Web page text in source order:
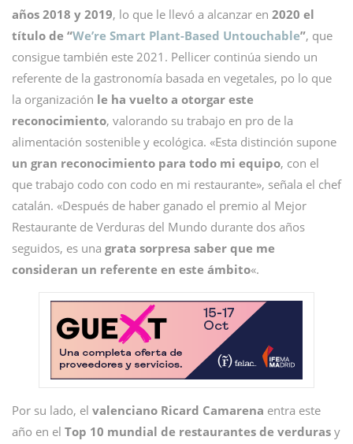
años 2018 y 2019, lo que le llevó a alcanzar en 2020 el
título de “We’re Smart Plant-Based Untouchable”, que
consigue también este 2021. Pellicer continúa siendo un
referente de la gastronomía basada en vegetales, po lo que
la organización le ha vuelto a otorgar este
reconocimiento, valorando su trabajo en pro de la
alimentación sostenible y ecológica. «Esta distinción supone
un gran reconocimiento para todo mi equipo, con el
que trabajo codo con codo en mi restaurante», señala el chef
catalán. «Después de haber ganado el premio al Mejor
Restaurante de Verduras del Mundo durante dos años
seguidos, es una grata sorpresa saber que me
consideran un referente en este ámbito«.
Por su lado, el valenciano Ricard Camarena entra este
año en el Top 10 mundial de restaurantes de verduras y